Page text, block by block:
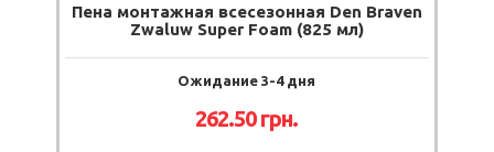
Пена монтажная всесезонная Den Braven
Zwaluw Super Foam (825 мл)
Ожидание 3-4 дня
262.50грн.